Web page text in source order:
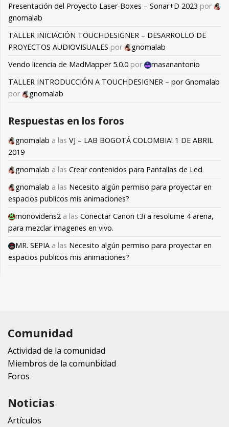
Presentación del Proyecto Laser-Boxes – Sonar+D 2023 por
gnomalab
TALLER INICIACIÓN TOUCHDESIGNER – DESARROLLO DE
PROYECTOS AUDIOVISUALES por
gnomalab
Vendo licencia de MadMapper 5.0.0 por
masanantonio
TALLER INTRODUCCIÓN A TOUCHDESIGNER – por Gnomalab
por
gnomalab
Respuestas en los foros
gnomalab a las VJ – LAB BOGOTÁ COLOMBIA! 1 DE ABRIL
2019
gnomalab a las Crear contenidos para Pantallas de Led
gnomalab a las Necesito algún permiso para proyectar en
espacios publicos mis animaciones?
monovidens2 a las Conectar Canon t3i a resolume 4 arena,
para mezclar imagenes en vivo.
MR. SEPIA a las Necesito algún permiso para proyectar en
espacios publicos mis animaciones?
Comunidad
Actividad de la comunidad
Miembros de la comunbidad
Foros
Noticias
Artículos